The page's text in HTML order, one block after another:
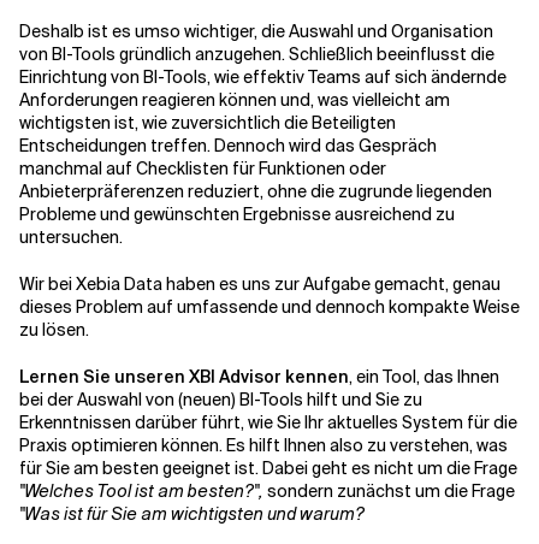
Deshalb ist es umso wichtiger, die Auswahl und Organisation
von BI-Tools gründlich anzugehen. Schließlich beeinflusst die
Einrichtung von BI-Tools, wie effektiv Teams auf sich ändernde
Anforderungen reagieren können und, was vielleicht am
wichtigsten ist, wie zuversichtlich die Beteiligten
Entscheidungen treffen. Dennoch wird das Gespräch
manchmal auf Checklisten für Funktionen oder
Anbieterpräferenzen reduziert, ohne die zugrunde liegenden
Probleme und gewünschten Ergebnisse ausreichend zu
untersuchen.
Wir bei Xebia Data haben es uns zur Aufgabe gemacht, genau
dieses Problem auf umfassende und dennoch kompakte Weise
zu lösen.
Lernen Sie unseren XBI Advisor kennen, ein Tool, das Ihnen
bei der Auswahl von (neuen) BI-Tools hilft und Sie zu
Erkenntnissen darüber führt, wie Sie Ihr aktuelles System für die
Praxis optimieren können. Es hilft Ihnen also zu verstehen, was
für Sie am besten geeignet ist. Dabei geht es nicht um die Frage
"Welches Tool ist am besten?", sondern zunächst um die Frage
"Was ist für Sie am wichtigsten und warum?